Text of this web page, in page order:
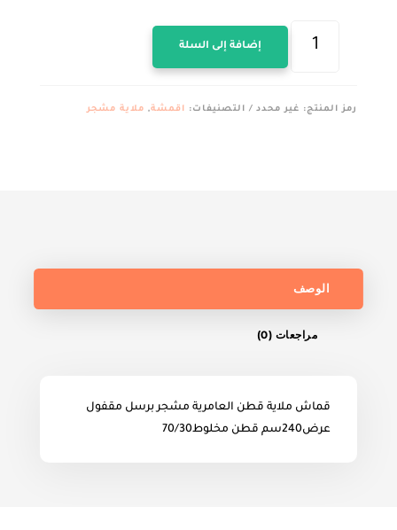
قماش
العامرية
إضافة إلى السلة
رمز المنتج: غير محدد التصنيفات: اقمشة, ملاية مشجر
الوصف
مراجعات (0)
قماش ملاية قطن العامرية مشجر برسل مقفول
عرض240سم قطن مخلوط70/30